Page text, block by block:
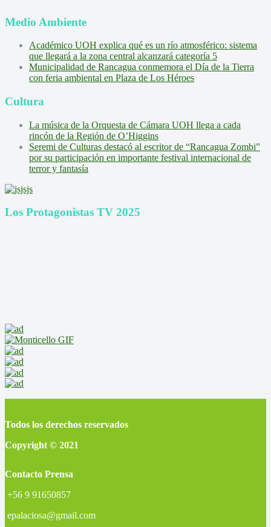
Medio Ambiente
Académico UOH explica qué es un río atmosférico: sistema
que llegará a la zona central alcanzará categoría 5
Municipalidad de Rancagua conmemora el Día de la Tierra
con feria ambiental en Plaza de Los Héroes
Cultura
La música de la Orquesta de Cámara UOH llega a cada
rincón de la Región de O’Higgins
Seremi de Culturas destacó al escritor de “Rancagua Zombi”
por su participación en importante festival internacional de
terror y fantasía
Los Protagonistas TV 2025
Todos los derechos reservados
Copyright © 2021
Contacto Prensa
+56 9 91650857
epalaciosa@gmail.com